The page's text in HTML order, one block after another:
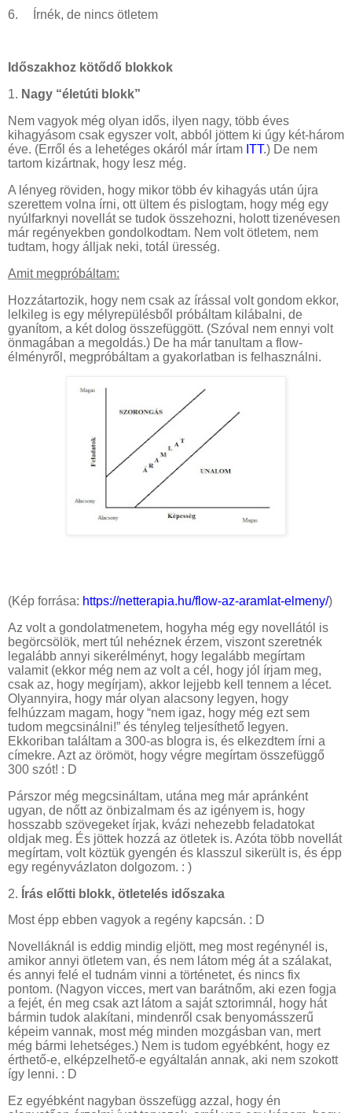
6.
Írnék, de nincs ötletem
Időszakhoz kötődő blokkok
1. Nagy “életúti blokk”
Nem vagyok még olyan idős, ilyen nagy, több éves
kihagyásom csak egyszer volt, abból jöttem ki úgy két-három
éve. (Erről és a lehetéges okáról már írtam ITT.) De nem
tartom kizártnak, hogy lesz még.
A lényeg röviden, hogy mikor több év kihagyás után újra
szerettem volna írni, ott ültem és pislogtam, hogy még egy
nyúlfarknyi novellát se tudok összehozni, holott tizenévesen
már regényekben gondolkodtam. Nem volt ötletem, nem
tudtam, hogy álljak neki, totál üresség.
Amit megpróbáltam:
Hozzátartozik, hogy nem csak az írással volt gondom ekkor,
lelkileg is egy mélyrepülésből próbáltam kilábalni, de
gyanítom, a két dolog összefüggött. (Szóval nem ennyi volt
önmagában a megoldás.) De ha már tanultam a flow-
élményről, megpróbáltam a gyakorlatban is felhasználni.
(Kép forrása: https://netterapia.hu/flow-az-aramlat-elmeny/)
Az volt a gondolatmenetem, hogyha még egy novellától is
begörcsölök, mert túl nehéznek érzem, viszont szeretnék
legalább annyi sikerélményt, hogy legalább megírtam
valamit (ekkor még nem az volt a cél, hogy jól írjam meg,
csak az, hogy megírjam), akkor lejjebb kell tennem a lécet.
Olyannyira, hogy már olyan alacsony legyen, hogy
felhúzzam magam, hogy “nem igaz, hogy még ezt sem
tudom megcsinálni!” és tényleg teljesíthető legyen.
Ekkoriban találtam a 300-as blogra is, és elkezdtem írni a
címekre. Azt az örömöt, hogy végre megírtam összefüggő
300 szót! : D
Párszor még megcsináltam, utána meg már apránként
ugyan, de nőtt az önbizalmam és az igényem is, hogy
hosszabb szövegeket írjak, kvázi nehezebb feladatokat
oldjak meg. És jöttek hozzá az ötletek is. Azóta több novellát
megírtam, volt köztük gyengén és klasszul sikerült is, és épp
egy regényvázlaton dolgozom. : )
2. Írás előtti blokk, ötletelés időszaka
Most épp ebben vagyok a regény kapcsán. : D
Novelláknál is eddig mindig eljött, meg most regénynél is,
amikor annyi ötletem van, és nem látom még át a szálakat,
és annyi felé el tudnám vinni a történetet, és nincs fix
pontom. (Nagyon vicces, mert van barátnőm, aki ezen fogja
a fejét, én meg csak azt látom a saját sztorimnál, hogy hát
bármin tudok alakítani, mindenről csak benyomásszerű
képeim vannak, most még minden mozgásban van, mert
még bármi lehetséges.) Nem is tudom egyébként, hogy ez
érthető-e, elképzelhető-e egyáltalán annak, aki nem szokott
így lenni. : D
Ez egyébként nagyban összefügg azzal, hogy én